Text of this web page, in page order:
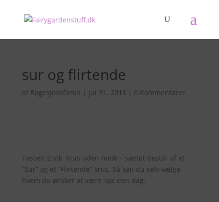
sur og flirtende
af BagesJovaDmIn | jul 31, 2016 | 0 Kommentarer
Tassen 2 stk. krus uden hank – sættet består af et
“Sur” og et “Flirtende” krus. Så kan du selv vælge,
hvem du ønsker at være lige den dag.